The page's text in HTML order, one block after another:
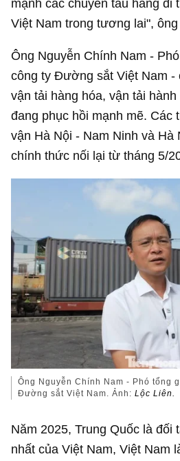
mạnh các chuyến tàu hàng đi
Việt Nam trong tương lai", ông
Ông Nguyễn Chính Nam -
công ty Đường sắt Việt Nam -
vận tải hàng hóa, vận tải
đang phục hồi mạnh mẽ. Các
vận Hà Nội - Nam Ninh và Hà
chính thức nối lại từ tháng 5/
Ông Nguyễn Chính Nam - Phó tổng
Đường sắt Việt Nam. Ảnh:Lộc Liên.
Năm 2025, Trung Quốc là đối
nhất của Việt Nam, Việt Nam